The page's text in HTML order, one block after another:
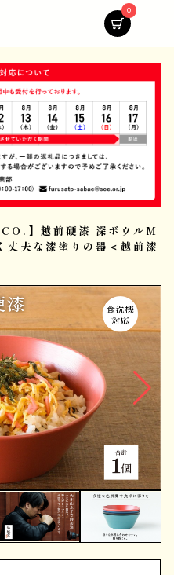
0
】越前硬漆 深ボウルM
夫な漆塗りの器＜越前漆